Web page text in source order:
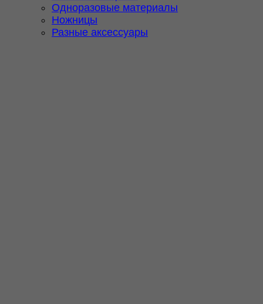
Одноразовые материалы
Ножницы
Разные аксессуары